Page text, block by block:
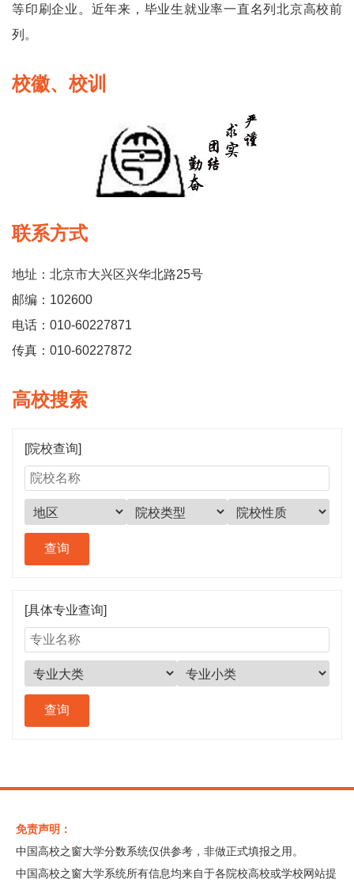
等印刷企业。近年来，毕业生就业率一直名列北京高校前
列。
校徽、校训
联系方式
地址：北京市大兴区兴华北路25号
邮编：102600
电话：010-60227871
传真：010-60227872
高校搜索
[院校查询]
[具体专业查询]
免责声明：
中国高校之窗大学分数系统仅供参考，非做正式填报之用。
中国高校之窗大学系统所有信息均来自于各院校高校或学校网站提